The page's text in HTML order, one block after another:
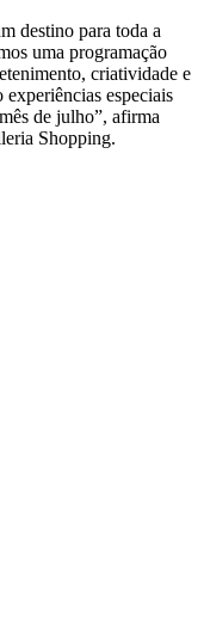
destino para toda a
uma programação
criatividade e
especiais
de julho”, afirma
Shopping.